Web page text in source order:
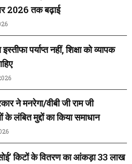
2026 तक बढ़ाई
पर्याप्त नहीं, शिक्षा को व्यापक
ने मनरेगा/वीबी जी राम जी
के लंबित मुद्दों का किया समाधान
किटों के वितरण का आंकड़ा 33 लाख